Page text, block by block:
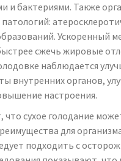
и бактериями. Также
патологий:
Ускоренный
сжечь жировые
наблюдается
внутренних органов,
настроения.
сухое голодание
для
подходить с